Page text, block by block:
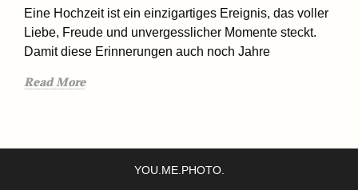
Eine Hochzeit ist ein einzigartiges Ereignis, das voller
Liebe, Freude und unvergesslicher Momente steckt.
Damit diese Erinnerungen auch noch Jahre
Read More
YOU.ME.PHOTO.